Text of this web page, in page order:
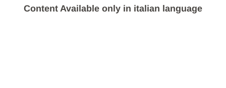
Content Available only in italian language